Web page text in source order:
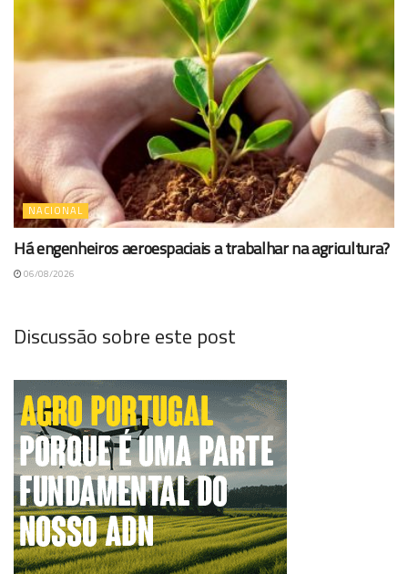
NACIONAL
Há engenheiros aeroespaciais a trabalhar na agricultura?
06/08/2026
Discussão sobre este post